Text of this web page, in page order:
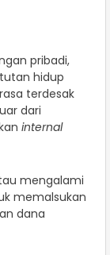
pribadi,
hidup
terdesak
dari
internal
mengalami
memalsukan
dana